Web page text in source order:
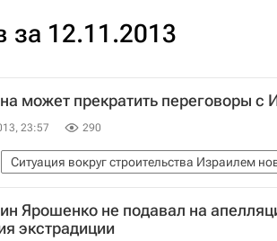
за 12.11.2013
может прекратить переговоры с
23:57 290
Ситуация вокруг строительства Израилем
Восточный Иерусалим Палестина
Ассамблея ООН
Ярошенко не подавал на
экстрадиции